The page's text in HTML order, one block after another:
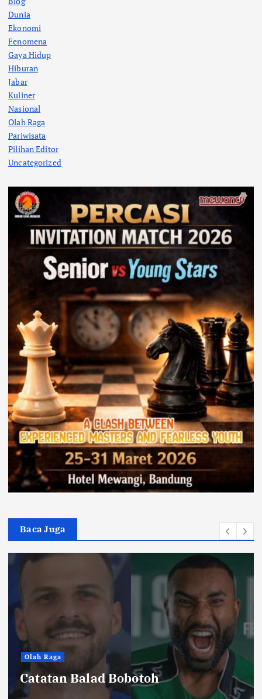
Dunia
Ekonomi
Fenomena
Gaya Hidup
Hiburan
Jabar
Kuliner
Nasional
Olah Raga
Pariwisata
Pilihan Editor
Uncategorized
Baca Juga
Olah Raga
Catatan Balad Bobotoh